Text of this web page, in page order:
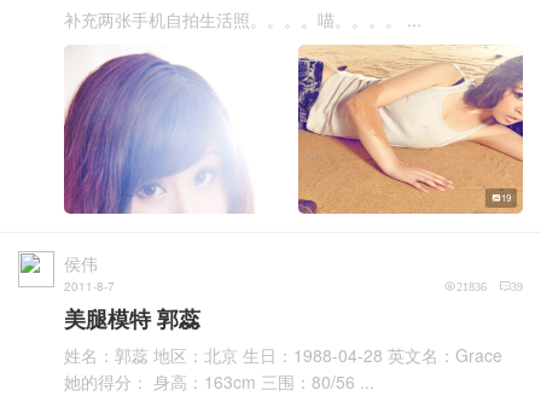
补充两张手机自拍生活照。。。。喵。。。。 ...
19
侯伟
2011-8-7 39
21836
美腿模特 郭蕊
姓名：郭蕊 地区：北京 生日：1988-04-28 英文名：Grace
她的得分： 身高：163cm 三围：80/56 ...